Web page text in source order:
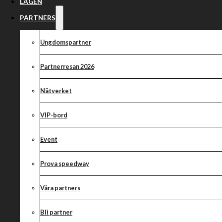
PARTNERS
Ungdomspartner
Partnerresan 2026
Nätverket
VIP-bord
Event
Prova speedway
Våra partners
Bli partner
SJUNDE ÅRET I
för sjunde året i rad.
Rickard Bergström valdes som ordförande för mötet, ett
följande beslutades: Man tackar Fredrik Törnqvist för sina år i
Lindegren välkommen in i styrelsen för Kumla MSK. Markus
varit en del av föreningen och under ånga år varit drivande i
supporterförening.
Styrelsen 2024: